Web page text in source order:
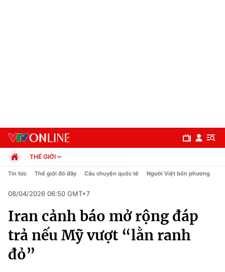
Chuyên mục
Chính trị
Xã hội
THẾ GIỚI
Chính trị
Pháp luật
Kinh tế
Thể thao
Truyền hình
Văn hóa - Giải trí
Tin tức Thế giới đó đây Câu chuyện quốc tế Người Việt bốn phương
08/04/2026 06:50 GMT+7
Iran cảnh báo mở rộng đáp
trả nếu Mỹ vượt “lằn ranh
đỏ”